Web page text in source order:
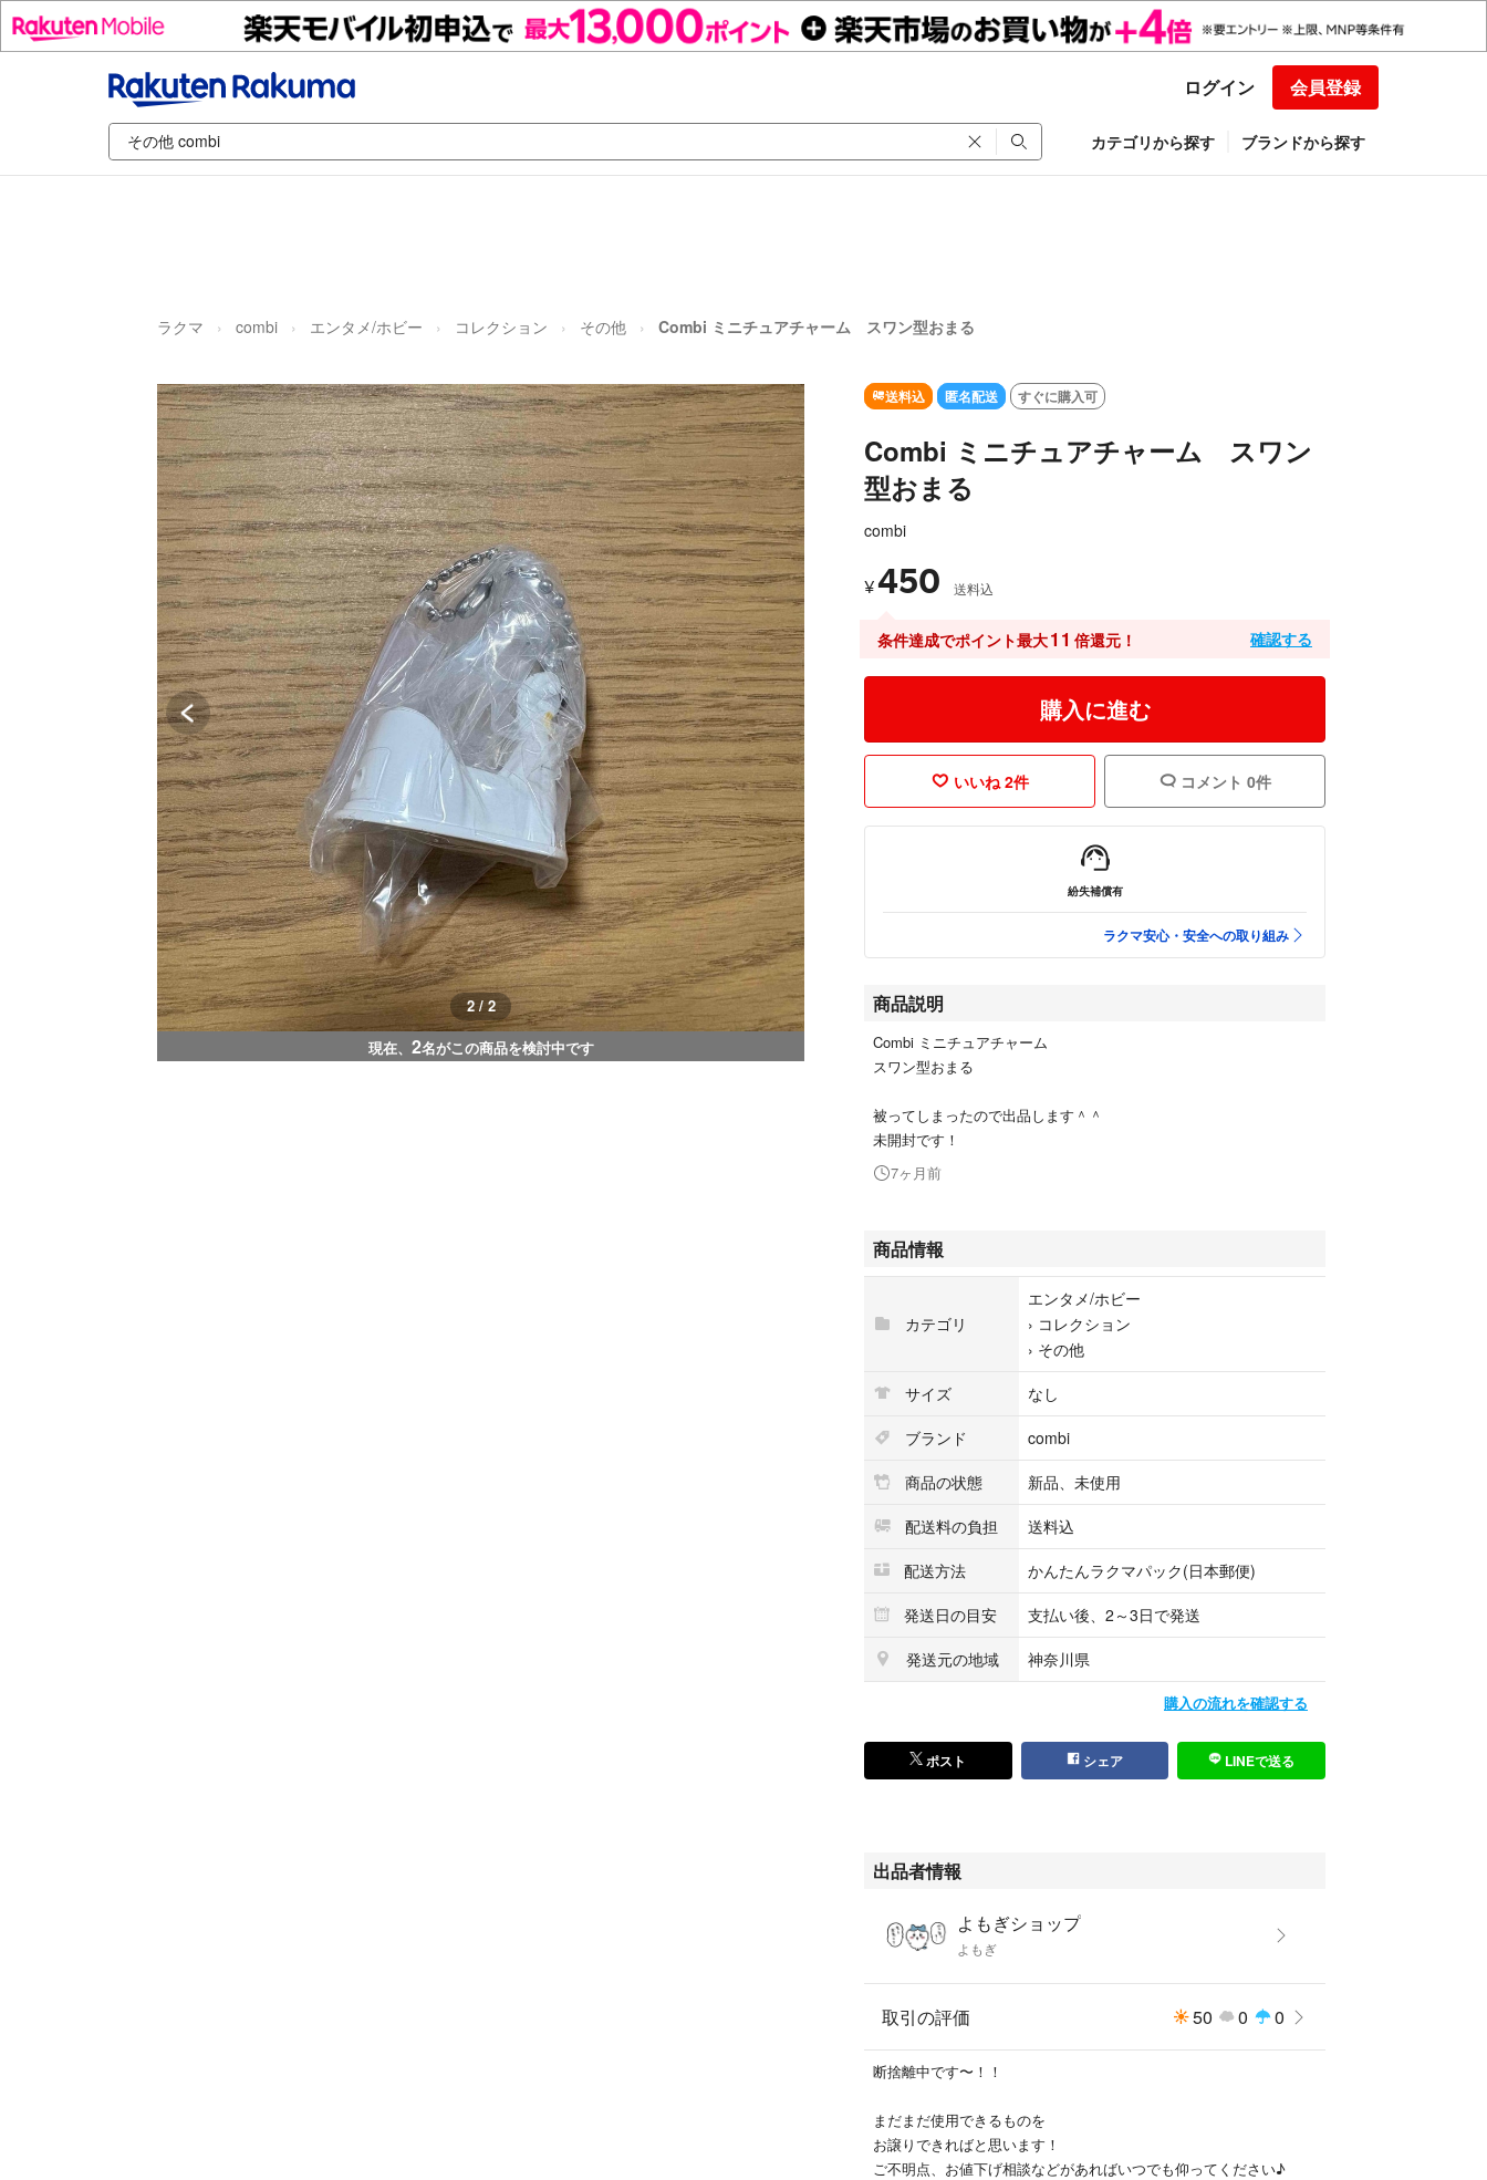
ログイン 会員登録
カテゴリから探す ブランドから探す
ラクマ combi エンタメ/ホビー コレクション その他 Combi ミニチュアチャーム スワン型おまる
1 / 2
現在、 2名がこの商品を検討中です
送料込 匿名配送 すぐに購入可
Combi ミニチュアチャーム スワン
型おまる
combi
¥450 送料込
条件達成でポイント最大11 倍還元！ 確認する
購入に進む
いいね 2件 コメント 0件
紛失補償有
ラクマ安心・安全への取り組み
商品説明
Combi ミニチュアチャーム
スワン型おまる
被ってしまったので出品します＾＾
未開封です！
7ヶ月前
商品情報
カテゴリ
エンタメ/ホビー
› コレクション
› その他
サイズ
なし
ブランド
combi
商品の状態
新品、未使用
配送料の負担
送料込
配送方法
かんたんラクマパック(日本郵便)
発送日の目安
支払い後、2～3日で発送
発送元の地域
神奈川県
購入の流れを確認する
ポスト シェア LINEで送る
出品者情報
よもぎショップ
よもぎ
取引の評価 50 0 0
断捨離中です〜！！
まだまだ使用できるものを
お譲りできればと思います！
ご不明点、お値下げ相談などがあればいつでも仰ってください♪